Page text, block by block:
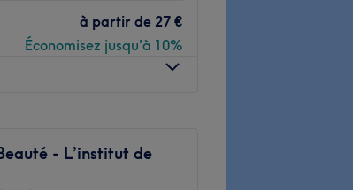
respire, où l’on se
et apaisant, pour
à partir de 27 €
Économisez jusqu'à 10%
- L’institut de